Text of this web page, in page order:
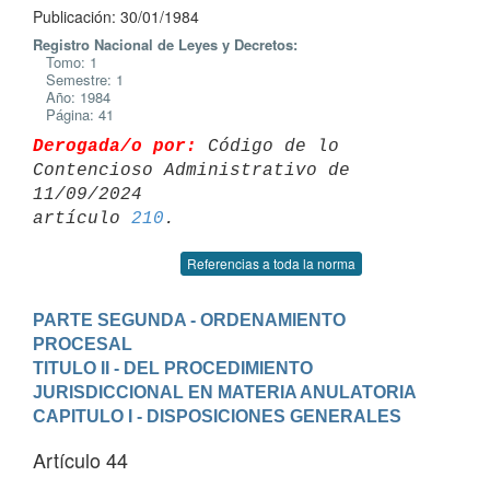
Publicación: 30/01/1984
Registro Nacional de Leyes y Decretos:
Tomo: 1
Semestre: 1
Año: 1984
Página: 41
Derogada/o por:
Código de lo
Contencioso Administrativo de
11/09/2024
artículo 210
Referencias a toda la norma
PARTE SEGUNDA - ORDENAMIENTO
PROCESAL
TITULO II - DEL PROCEDIMIENTO
JURISDICCIONAL EN MATERIA ANULATORIA
CAPITULO I - DISPOSICIONES GENERALES
Artículo 44